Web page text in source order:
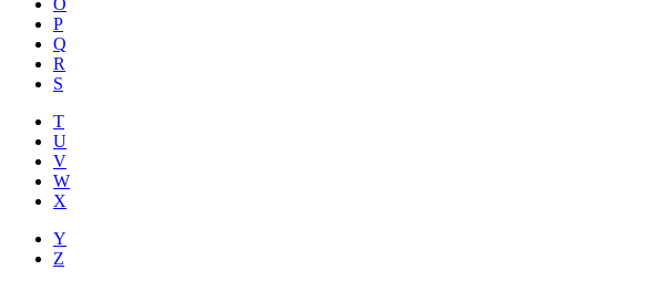
P
Q
R
S
T
U
V
W
X
Y
Z